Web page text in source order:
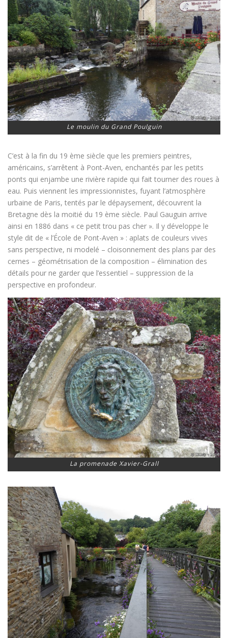
Le moulin du Grand Poulguin
C’est à la fin du 19 ème siècle que les premiers peintres,
américains, s’arrêtent à Pont-Aven, enchantés par les petits
ponts qui enjambe une rivière rapide qui fait tourner des roues à
eau. Puis viennent les impressionnistes, fuyant l’atmosphère
urbaine de Paris, tentés par le dépaysement, découvrent la
Bretagne dès la moitié du 19 ème siècle. Paul Gauguin arrive
ainsi en 1886 dans « ce petit trou pas cher ». Il y développe le
style dit de « l’École de Pont-Aven » : aplats de couleurs vives
sans perspective, ni modelé – cloisonnement des plans par des
cernes – géométrisation de la composition – élimination des
détails pour ne garder que l’essentiel – suppression de la
perspective en profondeur.
La promenade Xavier-Grall